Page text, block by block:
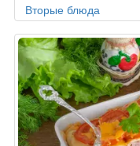
Вторые блюда